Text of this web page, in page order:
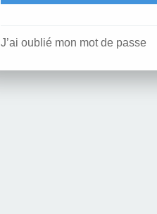
J’ai oublié mon mot de passe